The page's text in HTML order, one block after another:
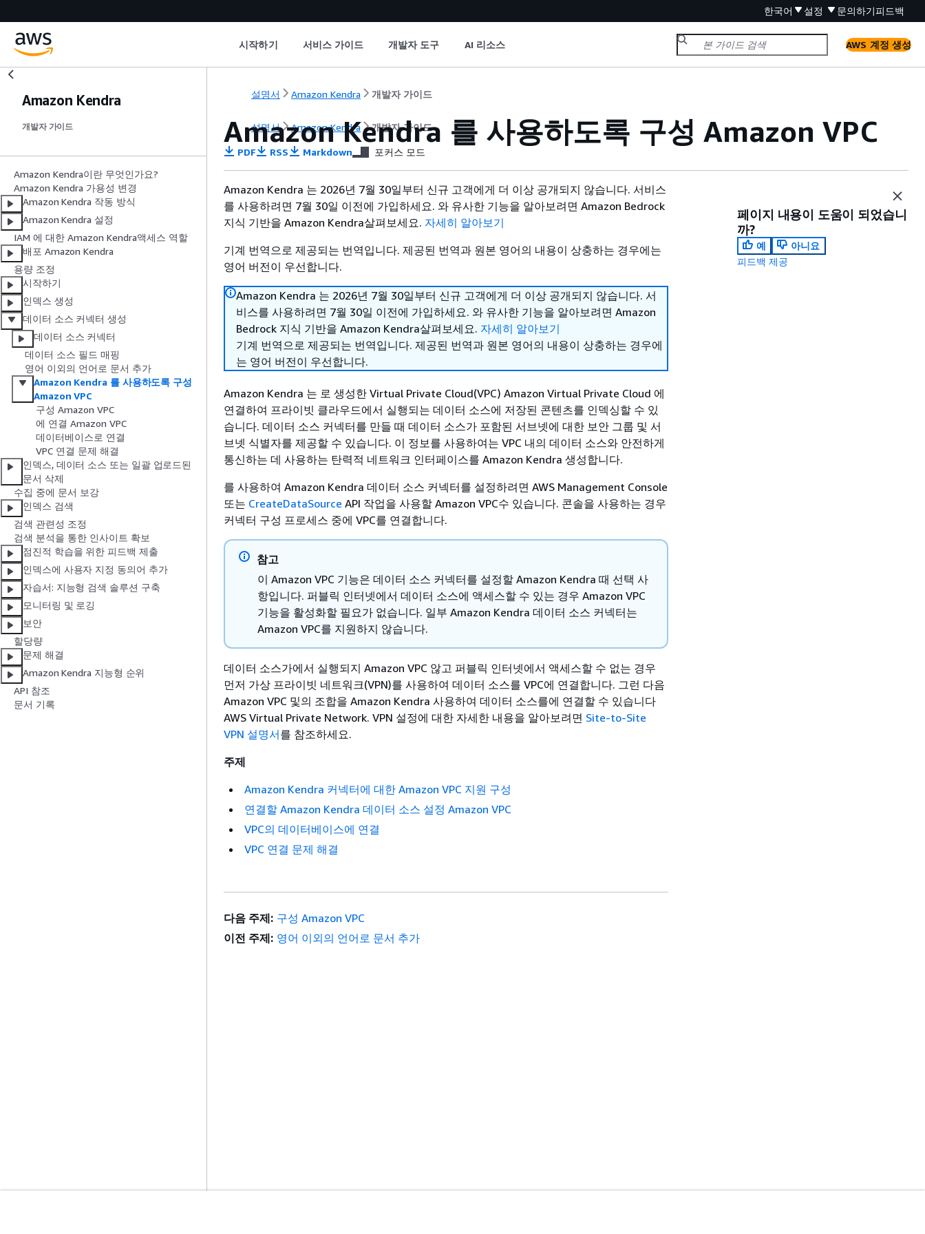
한국어 설정 문의하기피드백
시작하기 서비스 가이드 개발자 도구 AI 리소스 AWS 계정 생성
Amazon Kendra
개발자 가이드
Amazon Kendra이란 무엇인가요?
Amazon Kendra 가용성 변경
Amazon Kendra 작동 방식
Amazon Kendra 설정
IAM 에 대한 Amazon Kendra액세스 역할
배포 Amazon Kendra
용량 조정
시작하기
인덱스 생성
데이터 소스 커넥터 생성
데이터 소스 커넥터
데이터 소스 필드 매핑
영어 이외의 언어로 문서 추가
Amazon Kendra 를 사용하도록 구성
Amazon VPC
구성 Amazon VPC
에 연결 Amazon VPC
데이터베이스로 연결
VPC 연결 문제 해결
인덱스, 데이터 소스 또는 일괄 업로드된
문서 삭제
수집 중에 문서 보강
인덱스 검색
검색 관련성 조정
검색 분석을 통한 인사이트 확보
점진적 학습을 위한 피드백 제출
인덱스에 사용자 지정 동의어 추가
자습서: 지능형 검색 솔루션 구축
모니터링 및 로깅
보안
할당량
문제 해결
Amazon Kendra 지능형 순위
API 참조
문서 기록
설명서 Amazon Kendra 개발자 가이드
설명서 Amazon Kendra 개발자 가이드
Amazon Kendra 를 사용하도록 구성 Amazon VPC
PDF RSS Markdown 포커스 모드
Amazon Kendra 는 2026년 7월 30일부터 신규 고객에게 더 이상 공개되지 않습니다. 서비스
를 사용하려면 7월 30일 이전에 가입하세요. 와 유사한 기능을 알아보려면 Amazon Bedrock
지식 기반을 Amazon Kendra살펴보세요. 자세히 알아보기
기계 번역으로 제공되는 번역입니다. 제공된 번역과 원본 영어의 내용이 상충하는 경우에는
영어 버전이 우선합니다.
Amazon Kendra 는 2026년 7월 30일부터 신규 고객에게 더 이상 공개되지 않습니다. 서
비스를 사용하려면 7월 30일 이전에 가입하세요. 와 유사한 기능을 알아보려면 Amazon
Bedrock 지식 기반을 Amazon Kendra살펴보세요. 자세히 알아보기
기계 번역으로 제공되는 번역입니다. 제공된 번역과 원본 영어의 내용이 상충하는 경우에
는 영어 버전이 우선합니다.
Amazon Kendra 는 로 생성한 Virtual Private Cloud(VPC) Amazon Virtual Private Cloud 에
연결하여 프라이빗 클라우드에서 실행되는 데이터 소스에 저장된 콘텐츠를 인덱싱할 수 있
습니다. 데이터 소스 커넥터를 만들 때 데이터 소스가 포함된 서브넷에 대한 보안 그룹 및 서
브넷 식별자를 제공할 수 있습니다. 이 정보를 사용하여는 VPC 내의 데이터 소스와 안전하게
통신하는 데 사용하는 탄력적 네트워크 인터페이스를 Amazon Kendra 생성합니다.
를 사용하여 Amazon Kendra 데이터 소스 커넥터를 설정하려면 AWS Management Console
또는 CreateDataSource API 작업을 사용할 Amazon VPC수 있습니다. 콘솔을 사용하는 경우
커넥터 구성 프로세스 중에 VPC를 연결합니다.
참고
이 Amazon VPC 기능은 데이터 소스 커넥터를 설정할 Amazon Kendra 때 선택 사
항입니다. 퍼블릭 인터넷에서 데이터 소스에 액세스할 수 있는 경우 Amazon VPC
기능을 활성화할 필요가 없습니다. 일부 Amazon Kendra 데이터 소스 커넥터는
Amazon VPC를 지원하지 않습니다.
데이터 소스가에서 실행되지 Amazon VPC 않고 퍼블릭 인터넷에서 액세스할 수 없는 경우
먼저 가상 프라이빗 네트워크(VPN)를 사용하여 데이터 소스를 VPC에 연결합니다. 그런 다음
Amazon VPC 및의 조합을 Amazon Kendra 사용하여 데이터 소스를에 연결할 수 있습니다
AWS Virtual Private Network. VPN 설정에 대한 자세한 내용을 알아보려면 Site-to-Site
VPN 설명서를 참조하세요.
주제
Amazon Kendra 커넥터에 대한 Amazon VPC 지원 구성
연결할 Amazon Kendra 데이터 소스 설정 Amazon VPC
VPC의 데이터베이스에 연결
VPC 연결 문제 해결
페이지 내용이 도움이 되었습니
까?
예
아니요
피드백 제공
다음 주제: 구성 Amazon VPC
이전 주제: 영어 이외의 언어로 문서 추가